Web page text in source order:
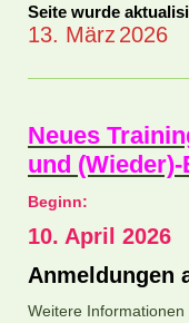
Seite wurde
13. März 2026
Neues
und
Beginn:
10. April 2026
Anmeldungen
Weitere Informationen